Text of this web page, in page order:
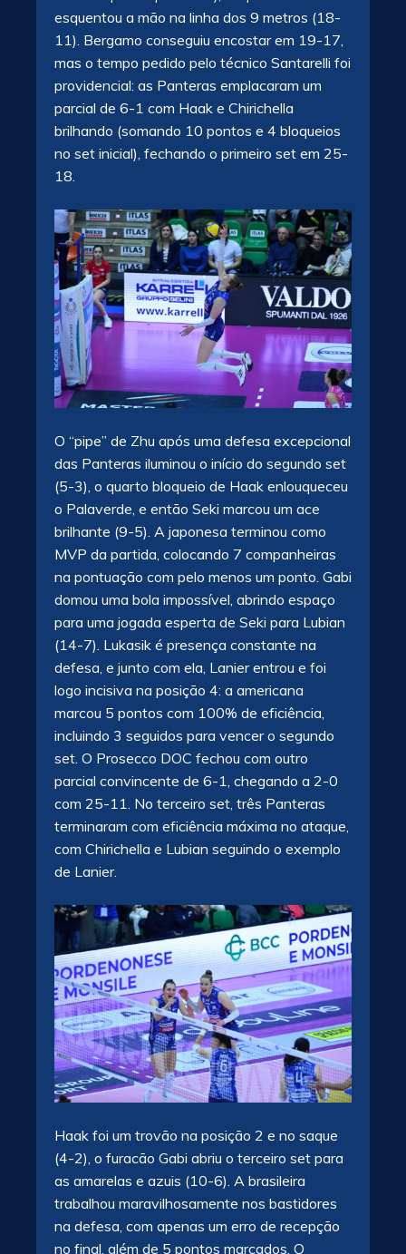
esquentou a mão na linha dos 9 metros (18-
11). Bergamo conseguiu encostar em 19-17,
mas o tempo pedido pelo técnico Santarelli foi
providencial: as Panteras emplacaram um
parcial de 6-1 com Haak e Chirichella
brilhando (somando 10 pontos e 4 bloqueios
no set inicial), fechando o primeiro set em 25-
18.
O “pipe” de Zhu após uma defesa excepcional
das Panteras iluminou o início do segundo set
(5-3), o quarto bloqueio de Haak enlouqueceu
o Palaverde, e então Seki marcou um ace
brilhante (9-5). A japonesa terminou como
MVP da partida, colocando 7 companheiras
na pontuação com pelo menos um ponto. Gabi
domou uma bola impossível, abrindo espaço
para uma jogada esperta de Seki para Lubian
(14-7). Lukasik é presença constante na
defesa, e junto com ela, Lanier entrou e foi
logo incisiva na posição 4: a americana
marcou 5 pontos com 100% de eficiência,
incluindo 3 seguidos para vencer o segundo
set. O Prosecco DOC fechou com outro
parcial convincente de 6-1, chegando a 2-0
com 25-11. No terceiro set, três Panteras
terminaram com eficiência máxima no ataque,
com Chirichella e Lubian seguindo o exemplo
de Lanier.
Haak foi um trovão na posição 2 e no saque
(4-2), o furacão Gabi abriu o terceiro set para
as amarelas e azuis (10-6). A brasileira
trabalhou maravilhosamente nos bastidores
na defesa, com apenas um erro de recepção
no final, além de 5 pontos marcados. O